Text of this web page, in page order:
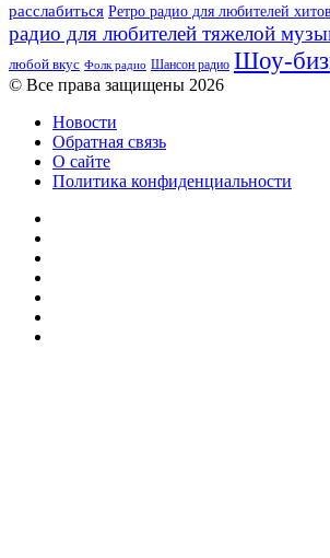
расслабиться Ретро радио для любителей
радио для любителей тяжелой
любой вкус Фолк радио Шансон радио Шоу-
© Все права защищены 2026
Новости
Обратная связь
О сайте
Политика конфиденциальности